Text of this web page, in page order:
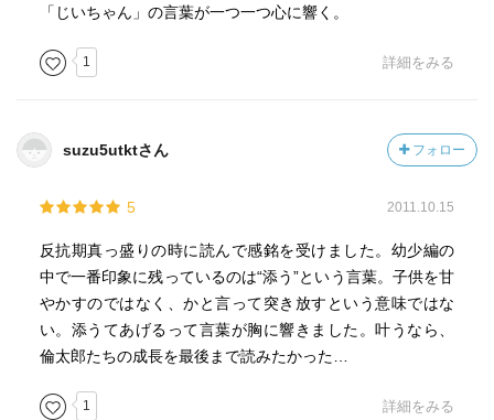
「じいちゃん」の言葉が一つ一つ心に響く。
1 詳細をみる
suzu5utktさん フォロー
5 2011.10.15
反抗期真っ盛りの時に読んで感銘を受けました。幼少編の
中で一番印象に残っているのは“添う”という言葉。子供を甘
やかすのではなく、かと言って突き放すという意味ではな
い。添うてあげるって言葉が胸に響きました。叶うなら、
倫太郎たちの成長を最後まで読みたかった…
1 詳細をみる